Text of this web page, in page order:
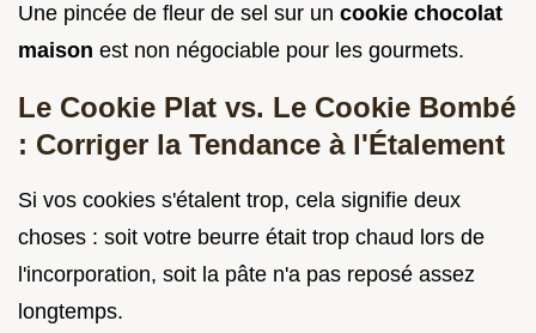
Une pincée de fleur de sel sur un cookie chocolat
maison est non négociable pour les gourmets.
Le Cookie Plat vs. Le Cookie Bombé
: Corriger la Tendance à l'Étalement
Si vos cookies s'étalent trop, cela signifie deux
choses : soit votre beurre était trop chaud lors de
l'incorporation, soit la pâte n'a pas reposé assez
longtemps.